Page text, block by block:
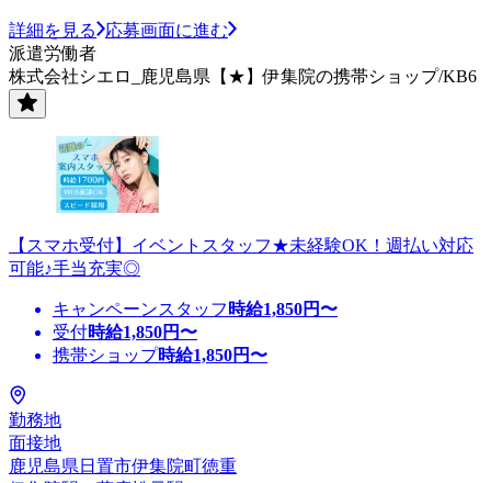
詳細を見る
応募画面に進む
派遣労働者
株式会社シエロ_鹿児島県【★】伊集院の携帯ショップ/KB6
【スマホ受付】イベントスタッフ★未経験OK！週払い対応
可能♪手当充実◎
キャンペーンスタッフ 時給1,850円〜
受付時給1,850円〜
携帯ショップ時給1,850円〜
勤務地
面接地
鹿児島県日置市伊集院町徳重